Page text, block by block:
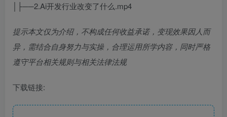
│├──2.Ai开发行业改变了什么.mp4
提示本文仅为介绍，不构成任何收益承诺，变现效果因人而
异，需结合自身努力与实操，合理运用所学内容，同时严格
遵守平台相关规则与相关法律法规
下载链接: